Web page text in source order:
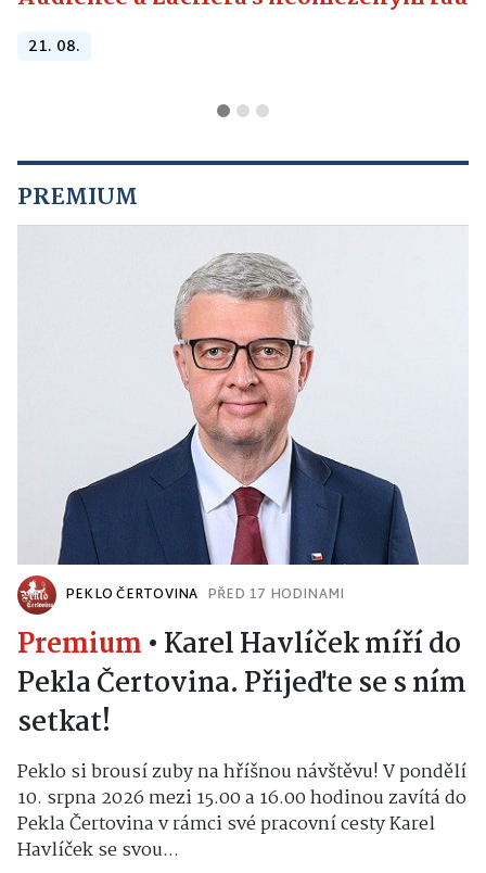
21. 08.
PREMIUM
PEKLO ČERTOVINA PŘED 17 HODINAMI
Premium • Karel Havlíček míří do
Pekla Čertovina. Přijeďte se s ním
setkat!
Peklo si brousí zuby na hříšnou návštěvu! V pondělí
10. srpna 2026 mezi 15.00 a 16.00 hodinou zavítá do
Pekla Čertovina v rámci své pracovní cesty Karel
Havlíček se svou...